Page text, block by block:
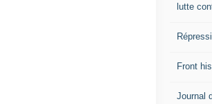
lutte
Front
Journal